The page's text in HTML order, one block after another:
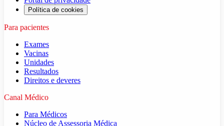
Política de cookies
Para pacientes
Exames
Vacinas
Unidades
Resultados
Direitos e deveres
Canal Médico
Para Médicos
Núcleo de Assessoria Médica